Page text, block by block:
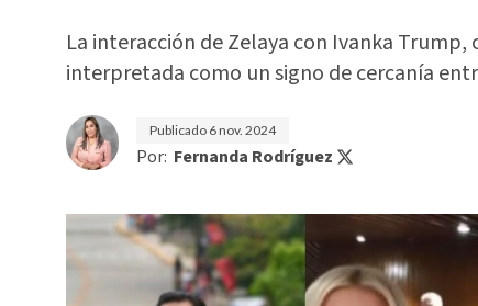
La interacción de Zelaya con Ivanka
interpretada como un signo de cercanía
Publicado 6 nov. 2024
Por: Fernanda Rodríguez